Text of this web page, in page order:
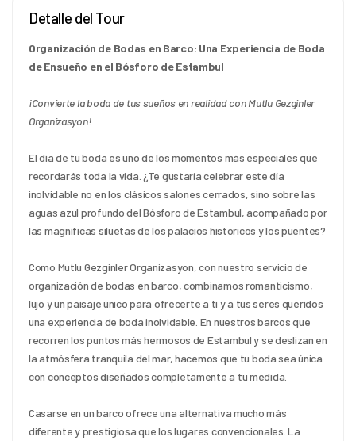
Detalle del Tour
Organización de Bodas en Barco: Una Experiencia de Boda
de Ensueño en el Bósforo de Estambul
¡Convierte la boda de tus sueños en realidad con Mutlu Gezginler
Organizasyon!
El día de tu boda es uno de los momentos más especiales que
recordarás toda la vida. ¿Te gustaría celebrar este día
inolvidable no en los clásicos salones cerrados, sino sobre las
aguas azul profundo del Bósforo de Estambul, acompañado por
las magníficas siluetas de los palacios históricos y los puentes?
Como Mutlu Gezginler Organizasyon, con nuestro servicio de
organización de bodas en barco, combinamos romanticismo,
lujo y un paisaje único para ofrecerte a ti y a tus seres queridos
una experiencia de boda inolvidable. En nuestros barcos que
recorren los puntos más hermosos de Estambul y se deslizan en
la atmósfera tranquila del mar, hacemos que tu boda sea única
con conceptos diseñados completamente a tu medida.
Casarse en un barco ofrece una alternativa mucho más
diferente y prestigiosa que los lugares convencionales. La